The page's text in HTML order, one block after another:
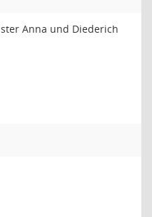
Anna und Diederich